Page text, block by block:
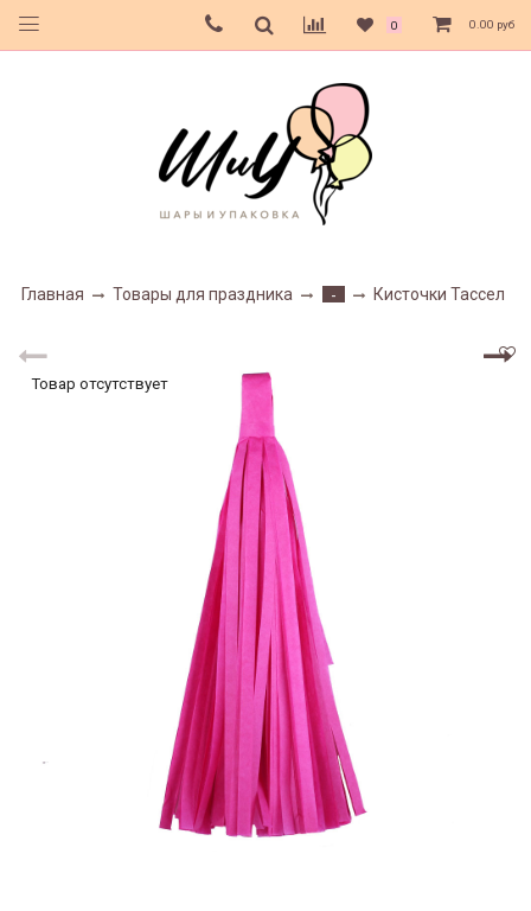
0 0.00 руб
Главная Товары для праздника - Кисточки Тассел
Товар отсутствует